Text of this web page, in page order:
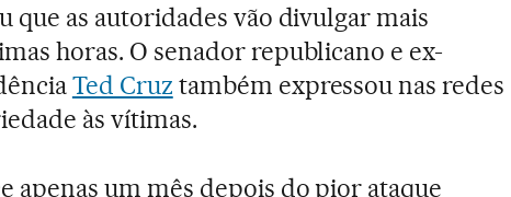
que as autoridades vão divulgar mais
horas. O senador republicano e ex-
Ted Cruz também expressou nas redes
às vítimas.
apenas um mês depois do pior ataque